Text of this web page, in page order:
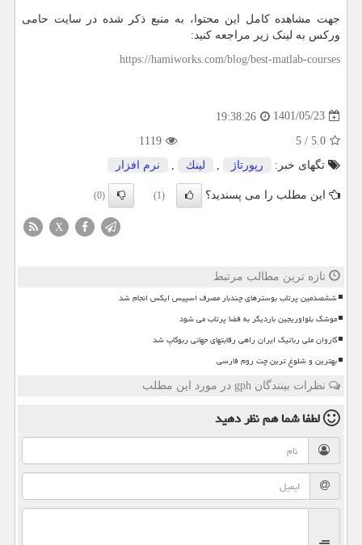
جهت مشاهده کامل این محتوا، به منبع ذکر شده در سایت حامی
ورکس به لینک زیر مراجعه کنید:
https://hamiworks.com/blog/best-matlab-courses
1401/05/23
19:38:26
5.0
/
5
1119
تگهای خبر:
رپورتاژ , لینك , نرم افزار
این مطلب را می پسندید؟ (1)
(0)
X
تازه ترین مطالب مرتبط
ششصدمین پرتاب بوسترهای چندبار مصرف اسپیس ایکس انجام شد
موشک بلواوریجین باردیگر به فضا پرتاب می شود
کاروان ملی رباتیک ایران راهی رقابتهای جهانی ربوکاپ شد
بهترین و شلوغ ترین چت روم فارسی
نظرات بینندگان gph در مورد این مطلب
لطفا شما همنظر دهید